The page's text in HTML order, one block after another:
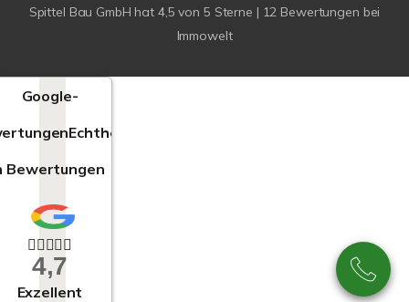
Spittel Bau GmbH hat 4,5 von 5 Sterne | 12 Bewertungen bei
Immowelt
Google-
Echtheit
Bewertungen
4,7
Exzellent